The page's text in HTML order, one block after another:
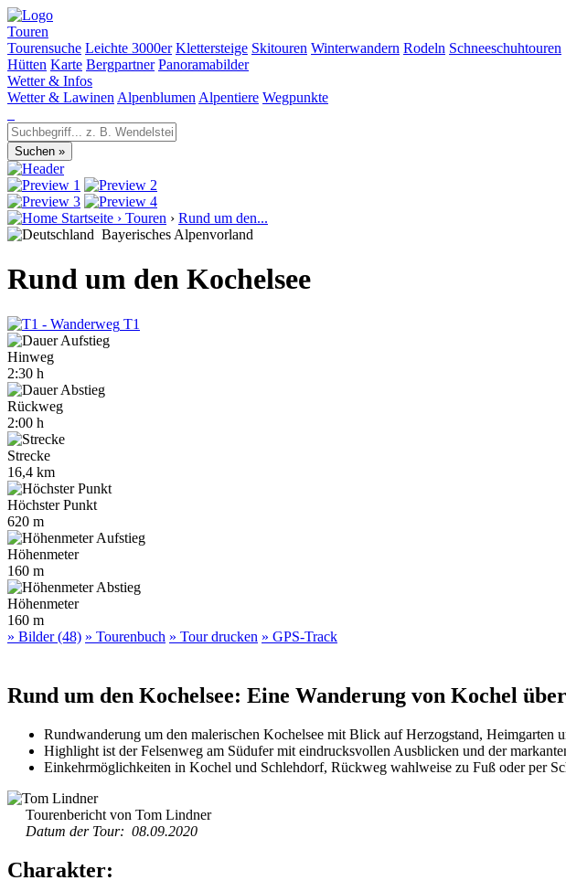
Touren
Tourensuche Leichte 3000er Klettersteige Skitouren Winterwandern Rodeln Schneeschuhtouren
Hütten Karte Bergpartner Panoramabilder
Wetter & Infos
Wetter & Lawinen Alpenblumen Alpentiere Wegpunkte
Startseite › Touren › Rund um den...
Bayerisches Alpenvorland
Rund um den Kochelsee
T1
Hinweg
2:30 h
Rückweg
2:00 h
Strecke
16,4 km
Höchster Punkt
620 m
Höhenmeter
160 m
Höhenmeter
160 m
» Bilder (48) » Tourenbuch » Tour drucken » GPS-Track
Rund um den Kochelsee: Eine Wanderung von Kochel
Rundwanderung um den malerischen Kochelsee mit Blick auf Herzogstand, Heimgarten
Highlight ist der Felsenweg am Südufer mit eindrucksvollen Ausblicken und der
Einkehrmöglichkeiten in Kochel und Schlehdorf, Rückweg wahlweise zu Fuß oder per
Tourenbericht von Tom Lindner
Datum der Tour: 08.09.2020
Charakter: